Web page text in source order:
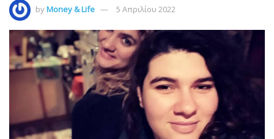
byMoney & Life 5 Απριλίου 2022